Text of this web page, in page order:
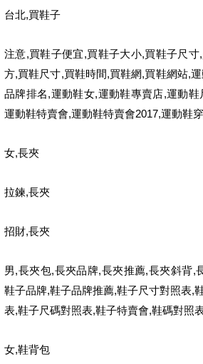
台北,買鞋子
注意,買鞋子便宜,買鞋子大小,買鞋子尺寸,
方,買鞋尺寸,買鞋時間,買鞋網,買鞋網站,
品牌排名,運動鞋女,運動鞋專賣店,運動鞋
運動鞋特賣會,運動鞋特賣會2017,運動鞋
女,長夾
拉鍊,長夾
招財,長夾
男,長夾包,長夾品牌,長夾推薦,長夾斜背,
鞋子品牌,鞋子品牌推薦,鞋子尺寸對照表,
表,鞋子尺碼對照表,鞋子特賣會,鞋碼對照
女,鞋背包